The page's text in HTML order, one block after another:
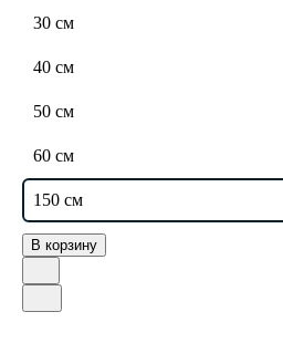
В корзину
30 см
40 см
50 см
60 см
150 см